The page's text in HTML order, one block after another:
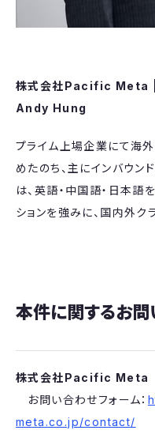
株式会社Pacific Meta |
Andy Hung
プライム上場企業にて海
めたのち、主にインバウ
は、英語・中国語・日本語
ションを強みに、国内外ク
本件に関するお
株式会社Pacific
お問い合わせフォーム：
meta.co.jp/contact/